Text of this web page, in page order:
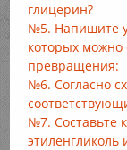
глицерин?
№5. Напишите
которых
превращения:
№6. Согласно
№7. Составьте